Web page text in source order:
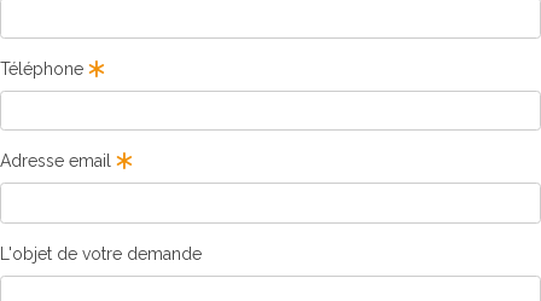
Téléphone
Adresse email
L'objet de votre demande